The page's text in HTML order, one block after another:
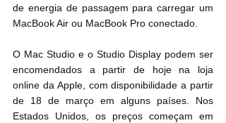
de energia de passagem para carregar um
MacBook Air ou MacBook Pro conectado.
O Mac Studio e o Studio Display podem ser
encomendados a partir de hoje na loja
online da Apple, com disponibilidade a partir
de 18 de março em alguns países. Nos
Estados Unidos, os preços começam em